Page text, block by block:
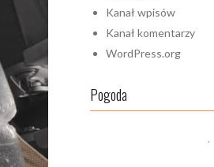
Kanał wpisów
Kanał komentarzy
WordPress.org
Pogoda